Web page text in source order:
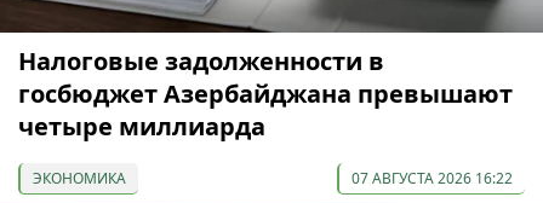
Налоговые задолженности в
госбюджет Азербайджана превышают
четыре миллиарда
ЭКОНОМИКА 07 АВГУСТА 2026 16:22